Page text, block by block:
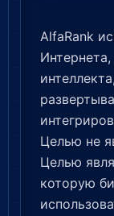
AlfaRank
Целью не
Целью
которую